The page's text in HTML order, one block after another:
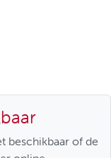
beschikbaar of de